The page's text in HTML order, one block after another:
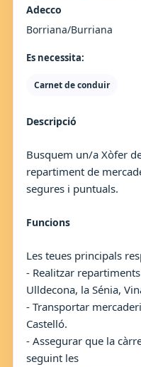
Adecco
Borriana/Burriana
Es necessita:
Carnet de conduir
Descripció
Busquem un/a Xòfer
repartiment de
segures i puntuals.
Funcions
Les teues principals
- Realitzar
Ulldecona, la Sénia,
- Transportar
Castelló.
- Assegurar que la
seguint les